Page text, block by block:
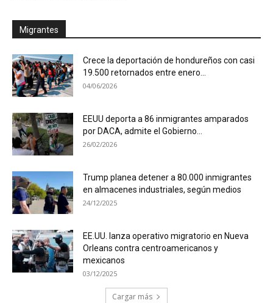
Migrantes
Crece la deportación de hondureños con casi
19.500 retornados entre enero...
04/06/2026
EEUU deporta a 86 inmigrantes amparados
por DACA, admite el Gobierno...
26/02/2026
Trump planea detener a 80.000 inmigrantes
en almacenes industriales, según medios
24/12/2025
EE.UU. lanza operativo migratorio en Nueva
Orleans contra centroamericanos y
mexicanos
03/12/2025
Cargar más